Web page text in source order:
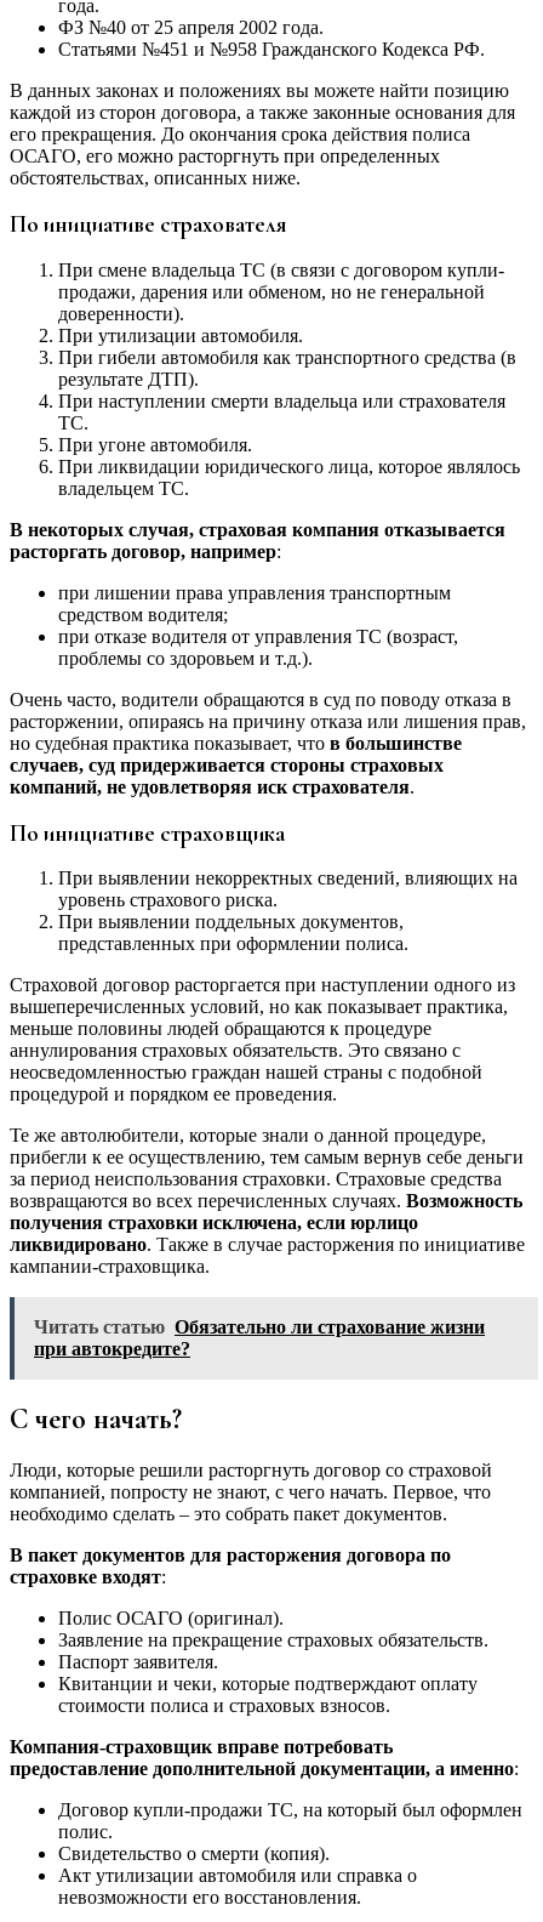
года.
ФЗ №40 от 25 апреля 2002 года.
Статьями №451 и №958 Гражданского Кодекса РФ.
В данных законах и положениях вы можете найти позицию
каждой из сторон договора, а также законные основания для
его прекращения. До окончания срока действия полиса
ОСАГО, его можно расторгнуть при определенных
обстоятельствах, описанных ниже.
По инициативе страхователя
При смене владельца ТС (в связи с договором купли-
продажи, дарения или обменом, но не генеральной
доверенности).
При утилизации автомобиля.
При гибели автомобиля как транспортного средства (в
результате ДТП).
При наступлении смерти владельца или страхователя
ТС.
При угоне автомобиля.
При ликвидации юридического лица, которое являлось
владельцем ТС.
В некоторых случая, страховая компания отказывается
расторгать договор, например:
при лишении права управления транспортным
средством водителя;
при отказе водителя от управления ТС (возраст,
проблемы со здоровьем и т.д.).
Очень часто, водители обращаются в суд по поводу отказа в
расторжении, опираясь на причину отказа или лишения прав,
но судебная практика показывает, что в большинстве
случаев, суд придерживается стороны страховых
компаний, не удовлетворяя иск страхователя.
По инициативе страховщика
При выявлении некорректных сведений, влияющих на
уровень страхового риска.
При выявлении поддельных документов,
представленных при оформлении полиса.
Страховой договор расторгается при наступлении одного из
вышеперечисленных условий, но как показывает практика,
меньше половины людей обращаются к процедуре
аннулирования страховых обязательств. Это связано с
неосведомленностью граждан нашей страны с подобной
процедурой и порядком ее проведения.
Те же автолюбители, которые знали о данной процедуре,
прибегли к ее осуществлению, тем самым вернув себе деньги
за период неиспользования страховки. Страховые средства
возвращаются во всех перечисленных случаях. Возможность
получения страховки исключена, если юрлицо
ликвидировано. Также в случае расторжения по инициативе
кампании-страховщика.
Читать статью Обязательно ли страхование жизни
при автокредите?
С чего начать?
Люди, которые решили расторгнуть договор со страховой
компанией, попросту не знают, с чего начать. Первое, что
необходимо сделать – это собрать пакет документов.
В пакет документов для расторжения договора по
страховке входят:
Полис ОСАГО (оригинал).
Заявление на прекращение страховых обязательств.
Паспорт заявителя.
Квитанции и чеки, которые подтверждают оплату
стоимости полиса и страховых взносов.
Компания-страховщик вправе потребовать
предоставление дополнительной документации, а именно:
Договор купли-продажи ТС, на который был оформлен
полис.
Свидетельство о смерти (копия).
Акт утилизации автомобиля или справка о
невозможности его восстановления.